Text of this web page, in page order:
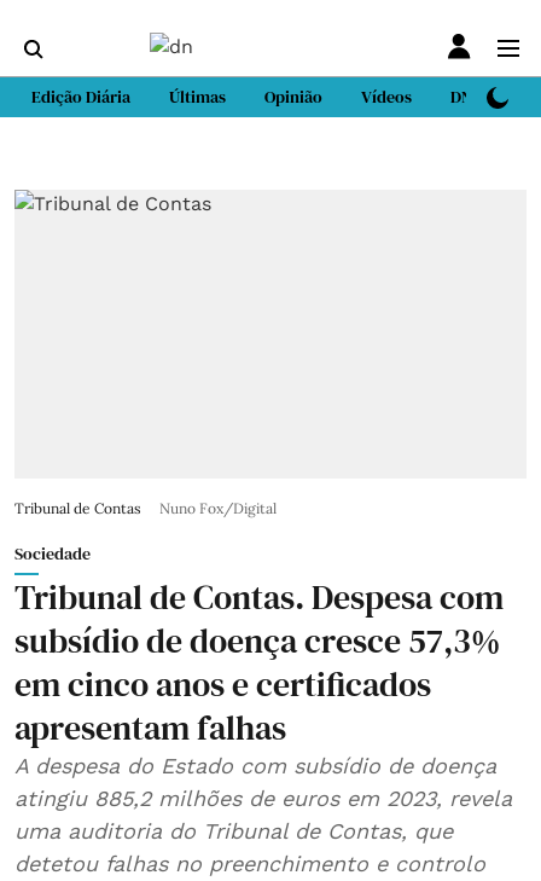
Edição Diária Últimas Opinião Vídeos DN Sport
Tribunal de Contas Nuno Fox/Digital
Sociedade
Tribunal de Contas. Despesa com
subsídio de doença cresce 57,3%
em cinco anos e certificados
apresentam falhas
A despesa do Estado com subsídio de doença
atingiu 885,2 milhões de euros em 2023, revela
uma auditoria do Tribunal de Contas, que
detetou falhas no preenchimento e controlo